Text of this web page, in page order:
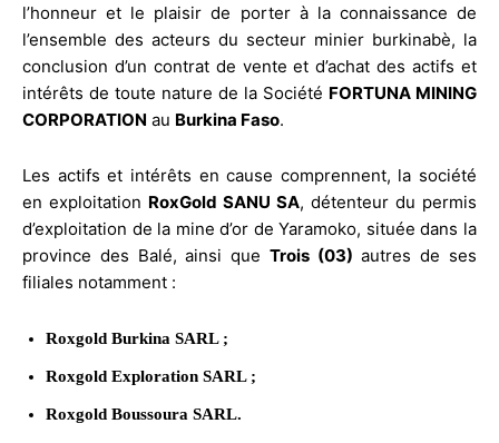
l’honneur et le plaisir de porter à la connaissance de
l’ensemble des acteurs du secteur minier burkinabè, la
conclusion d’un contrat de vente et d’achat des actifs et
intérêts de toute nature de la Société FORTUNA MINING
CORPORATION au Burkina Faso.
Les actifs et intérêts en cause comprennent, la société
en exploitation RoxGold SANU SA, détenteur du permis
d’exploitation de la mine d’or de Yaramoko, située dans la
province des Balé, ainsi que Trois (03) autres de ses
filiales notamment :
Roxgold Burkina SARL ;
Roxgold Exploration SARL ;
Roxgold Boussoura SARL.